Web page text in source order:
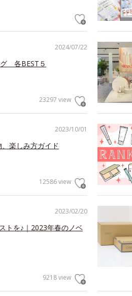
2024/07/22
グ 各BEST５
23297 view
2023/10/01
楽しみ方ガイド
12586 view
2023/02/20
トを♪｜2023年春のノベ
9218 view